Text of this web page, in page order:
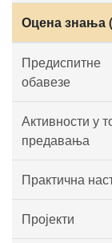
Оцена знања
Предиспитне
обавезе
Активности у
предавања
Практична
Пројекти